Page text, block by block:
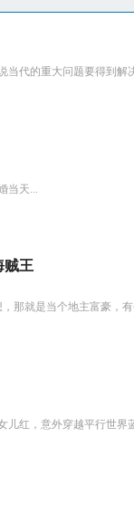
当代的重大问题要得到
当天...
贼王
那就是当个地主富豪，
儿红，意外穿越平行世